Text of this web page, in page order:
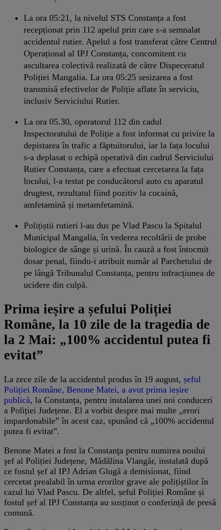
La ora 05:21, la nivelul STS Constanța a fost
recepționat prin 112 apelul prin care s-a semnalat
accidentul rutier. Apelul a fost transferat către Centrul
Operațional al IPJ Constanța, concomitent cu
ascultarea colectivă realizată de către Dispeceratul
Poliției Mangalia. La ora 05:25 sesizarea a fost
transmisă efectivelor de Poliție aflate în serviciu,
inclusiv Serviciului Rutier.
La ora 05.30, operatorul 112 din cadul
Inspectoratului de Poliție a fost informat cu privire la
depistarea în trafic a făptuitorului, iar la fața locului
s-a deplasat o echipă operativă din cadrul Serviciului
Rutier Constanța, care a efectuat cercetarea la fața
locului, l-a testat pe conducătorul auto cu aparatul
drugtest, rezultatul fiind pozitiv la cocaină,
amfetamină și metamfetamină.
Polițiștii rutieri l-au dus pe Vlad Pascu la Spitalul
Municipal Mangalia, în vederea recoltării de probe
biologice de sânge și urină. În cauză a fost întocmit
dosar penal, fiindu-i atribuit număr al Parchetului de
pe lângă Tribunalul Constanța, pentru infracțiunea de
ucidere din culpă.
Prima ieșire a șefului Poliției
Române, la 10 zile de la tragedia de
la 2 Mai: „100% accidentul putea fi
evitat”
La zece zile de la accidentul produs în 19 august, șeful
Poliției Române, Benone Matei, a avut prima ieșire
publică, la Constanța, pentru instalarea unei noi conduceri
a Poliției Județene. El a vorbit despre mai multe „erori
impardonabile” în acest caz, spunând că „100% accidentul
putea fi evitat”.
Benone Matei a fost la Constanţa pentru numirea noului
şef al Poliției Județene, Mădălina Vlangăr, instalată după
ce fostul șef al IPJ Adrian Glugă a demisionat, fiind
cercetat prealabil în urma erorilor grave ale polițiștilor în
cazul lui Vlad Pascu. De altfel, șeful Poliției Române și
fostul șef al IPJ Constanța au susținut o conferință de presă
comună.